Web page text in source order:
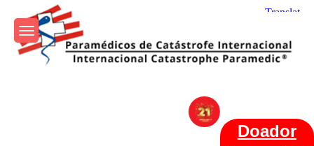
content
Internacional
Doador